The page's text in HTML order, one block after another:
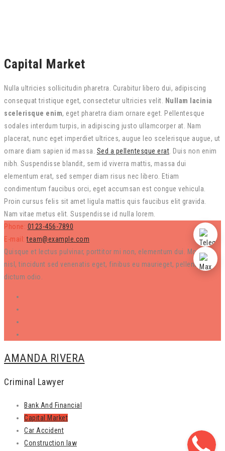
Capital Market
Nulla ultricies sollicitudin pharetra. Curabitur libero dui, adipiscing
consequat tristique eget, consectetur ultricies velit.
Nullam lacinia
scelerisque enim, eget pharetra diam ornare eget. Pellentesque
sodales interdum turpis, in adipiscing justo ullamcorper at. Nam
placerat, nunc eget imperdiet ultrices, augue leo scelerisque augue, ut
ornare diam sapien id massa. Sed a pellentesque erat . Duis non enim
nibh. Suspendisse blandit, sem id viverra mattis, massa dui
elementum erat, sed semper diam risus nec libero. Etiam
condimentum faucibus orci, eget accumsan est congue vehicula.
Proin cursus felis sit amet ligula mattis quis faucibus elit gravida.
Nam vitae metus elit. Suspendisse id nulla lorem.
Phone: 0123-456-7890
E-mail: team@example.com
Quisque et lectus pulvinar, porttitor mi non, elementum dui. Morbi mi
nisl, tincidunt sed venenatis eget, finibus eu maurieget, pellentesque
dictum odio.
AMANDA RIVERA
Criminal Lawyer
Bank And Financial
Capital Market
Car Accident
Construction law